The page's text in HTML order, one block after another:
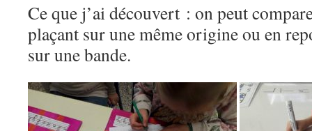
Ce que j’ai découvert : on peut
plaçant sur une même origine ou en
sur une bande.